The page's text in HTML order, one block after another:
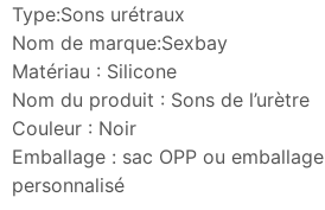
Type:Sons urétraux
Nom de marque:Sexbay
Matériau : Silicone
Nom du produit : Sons de l’urètre
Couleur : Noir
Emballage : sac OPP ou emballage
personnalisé